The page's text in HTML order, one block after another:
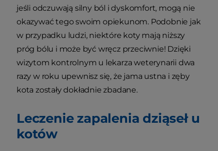
jeśli odczuwają silny ból i dyskomfort, mogą nie
okazywać tego swoim opiekunom. Podobnie jak
w przypadku ludzi, niektóre koty mają niższy
próg bólu i może być wręcz przeciwnie! Dzięki
wizytom kontrolnym u lekarza weterynarii dwa
razy w roku upewnisz się, że jama ustna i zęby
kota zostały dokładnie zbadane.
Leczenie zapalenia dziąseł u
kotów